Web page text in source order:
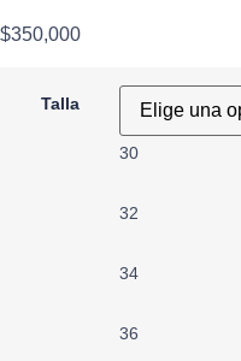
$350,000
Talla
30
32
34
36